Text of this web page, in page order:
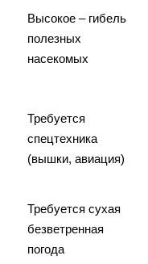
Высокое – гибель
полезных
насекомых
Требуется
спецтехника
(вышки, авиация)
Требуется сухая
безветренная
погода